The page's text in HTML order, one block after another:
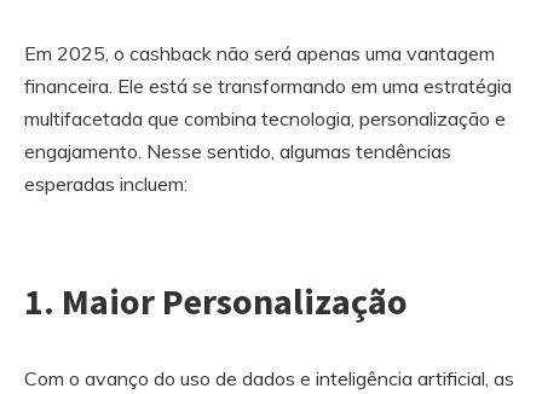
Em 2025, o cashback não será apenas uma vantagem
financeira. Ele está se transformando em uma estratégia
multifacetada que combina tecnologia, personalização e
engajamento. Nesse sentido, algumas tendências
esperadas incluem:
1. Maior Personalização
Com o avanço do uso de dados e inteligência artificial, as